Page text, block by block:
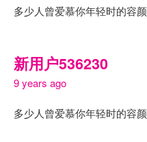
多少人曾爱慕你年轻时的容颜
新用户536230
9 years ago
多少人曾爱慕你年轻时的容颜